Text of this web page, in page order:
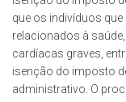
que os indivíduos
relacionados à
cardíacas graves,
isenção do imposto
administrativo. O